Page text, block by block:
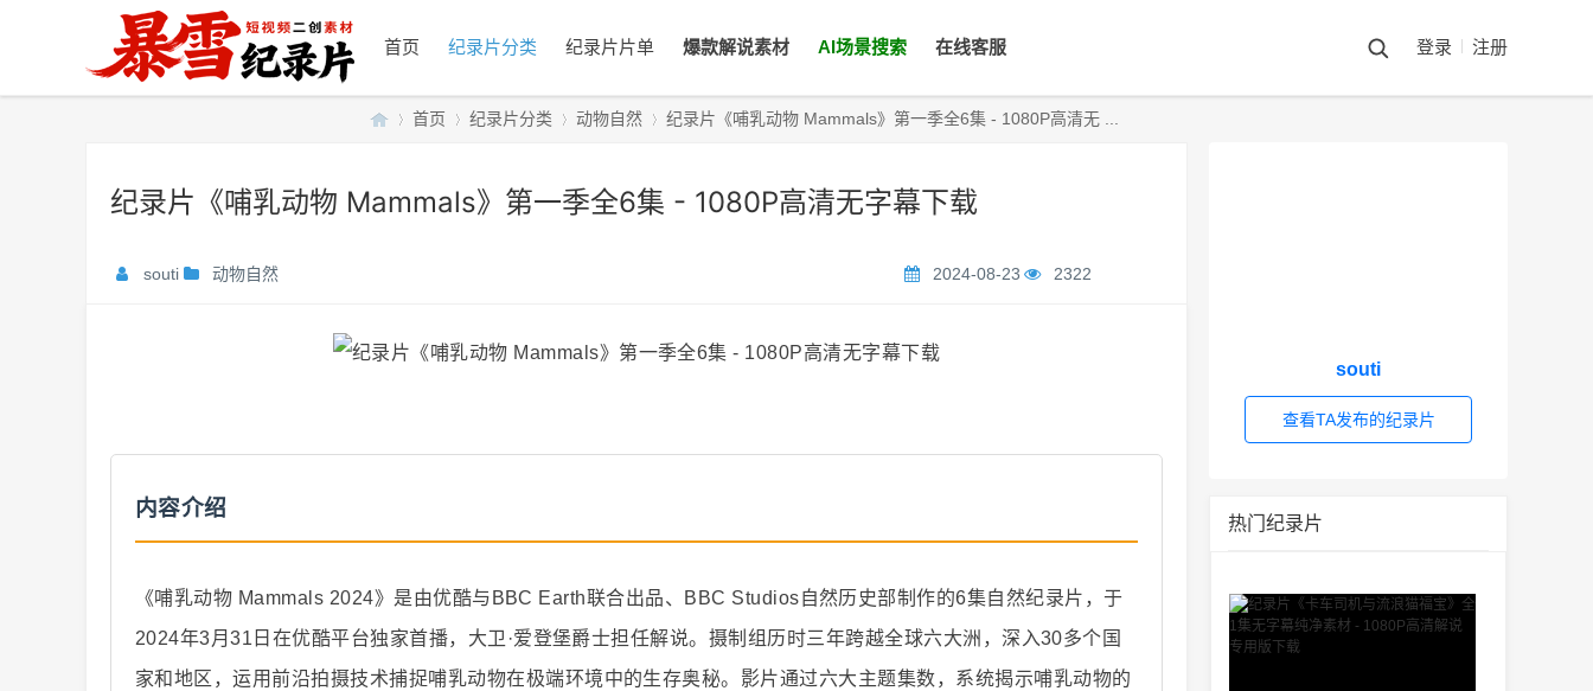
首页 纪录片分类 纪录片片单 爆款解说素材 AI场景搜索 在线客服 登录 注册
雪
首页 纪录片分类 动物自然 纪录片《哺乳动物 Mammals》第一季全6集 - 1080P高清无 ...
纪录片《哺乳动物 Mammals》第一季全6集 - 1080P高清无字幕下载
souti 动物自然 2024-08-23 2322
内容介绍
《哺乳动物 Mammals 2024》是由优酷与BBC Earth联合出品、BBC Studios自然历史部制作的6集自然纪录片，于
2024年3月31日在优酷平台独家首播，大卫·爱登堡爵士担任解说。摄制组历时三年跨越全球六大洲，深入30多个国
家和地区，运用前沿拍摄技术捕捉哺乳动物在极端环境中的生存奥秘。影片通过六大主题集数，系统揭示哺乳动物的
souti
查看TA发布的纪录片
热门纪录片